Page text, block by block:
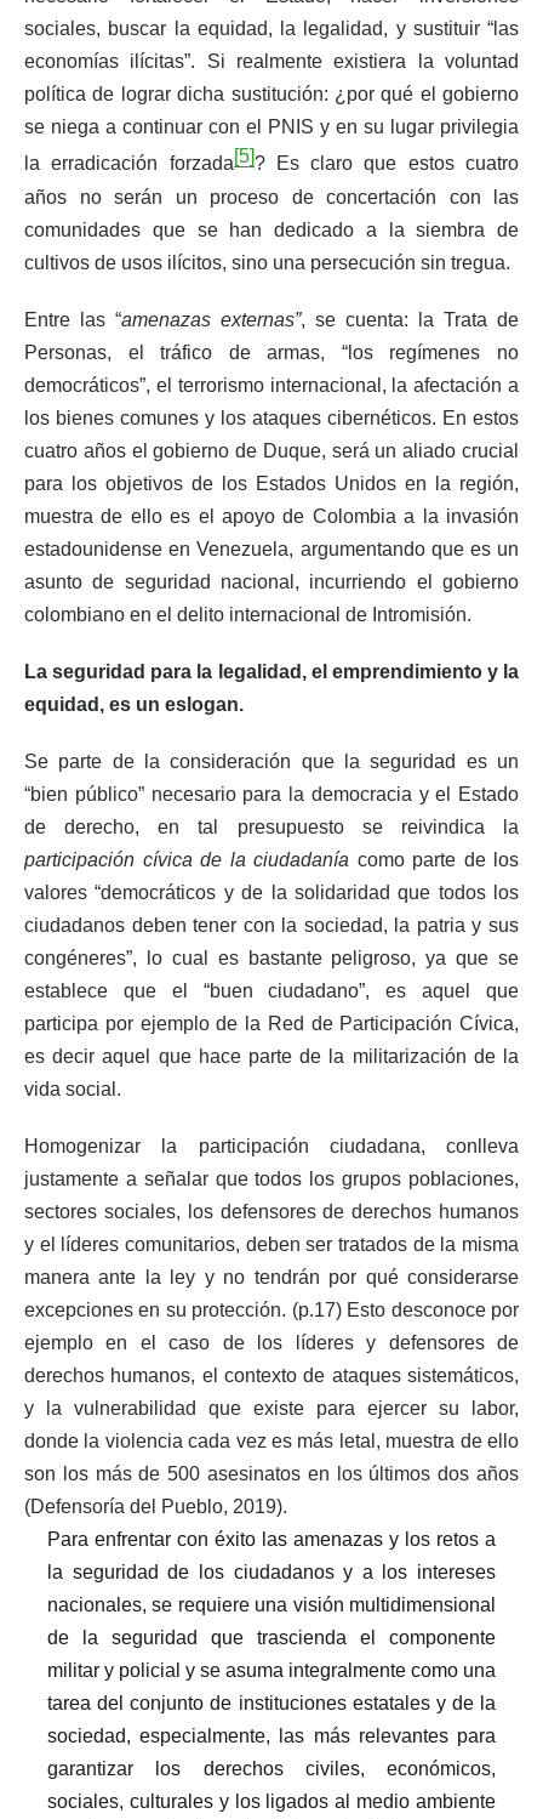
sociales, buscar la equidad, la legalidad, y sustituir “las
economías ilícitas”. Si realmente existiera la voluntad
política de lograr dicha sustitución: ¿por qué el gobierno
se niega a continuar con el PNIS y en su lugar privilegia
la erradicación forzada[5]? Es claro que estos cuatro
años no serán un proceso de concertación con las
comunidades que se han dedicado a la siembra de
cultivos de usos ilícitos, sino una persecución sin tregua.
Entre las “amenazas externas”, se cuenta: la Trata de
Personas, el tráfico de armas, “los regímenes no
democráticos”, el terrorismo internacional, la afectación a
los bienes comunes y los ataques cibernéticos. En estos
cuatro años el gobierno de Duque, será un aliado crucial
para los objetivos de los Estados Unidos en la región,
muestra de ello es el apoyo de Colombia a la invasión
estadounidense en Venezuela, argumentando que es un
asunto de seguridad nacional, incurriendo el gobierno
colombiano en el delito internacional de Intromisión.
La seguridad para la legalidad, el emprendimiento y la
equidad, es un eslogan.
Se parte de la consideración que la seguridad es un
“bien público” necesario para la democracia y el Estado
de derecho, en tal presupuesto se reivindica la
participación cívica de la ciudadanía como parte de los
valores “democráticos y de la solidaridad que todos los
ciudadanos deben tener con la sociedad, la patria y sus
congéneres”, lo cual es bastante peligroso, ya que se
establece que el “buen ciudadano”, es aquel que
participa por ejemplo de la Red de Participación Cívica,
es decir aquel que hace parte de la militarización de la
vida social.
Homogenizar la participación ciudadana, conlleva
justamente a señalar que todos los grupos poblaciones,
sectores sociales, los defensores de derechos humanos
y el líderes comunitarios, deben ser tratados de la misma
manera ante la ley y no tendrán por qué considerarse
excepciones en su protección. (p.17) Esto desconoce por
ejemplo en el caso de los líderes y defensores de
derechos humanos, el contexto de ataques sistemáticos,
y la vulnerabilidad que existe para ejercer su labor,
donde la violencia cada vez es más letal, muestra de ello
son los más de 500 asesinatos en los últimos dos años
(Defensoría del Pueblo, 2019).
Para enfrentar con éxito las amenazas y los retos a
la seguridad de los ciudadanos y a los intereses
nacionales, se requiere una visión multidimensional
de la seguridad que trascienda el componente
militar y policial y se asuma integralmente como una
tarea del conjunto de instituciones estatales y de la
sociedad, especialmente, las más relevantes para
garantizar los derechos civiles, económicos,
sociales, culturales y los ligados al medio ambiente